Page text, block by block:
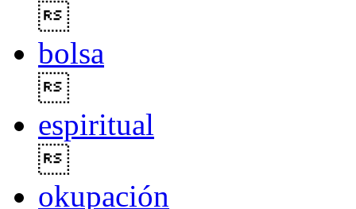
bolsa
espiritual
okupación